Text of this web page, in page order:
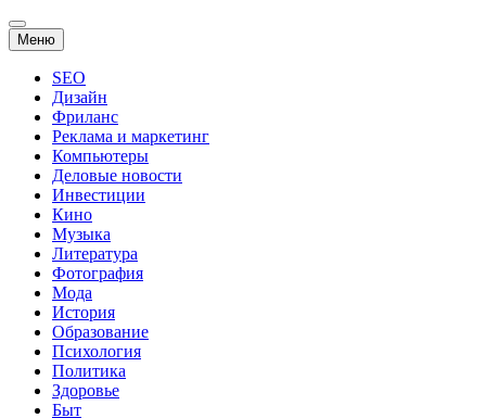
Меню Перейти
к
содержанию
SEO
Дизайн
Фриланс
Реклама и маркетинг
Компьютеры
Деловые новости
Инвестиции
Кино
Музыка
Литература
Фотография
Мода
История
Образование
Психология
Политика
Здоровье
Быт